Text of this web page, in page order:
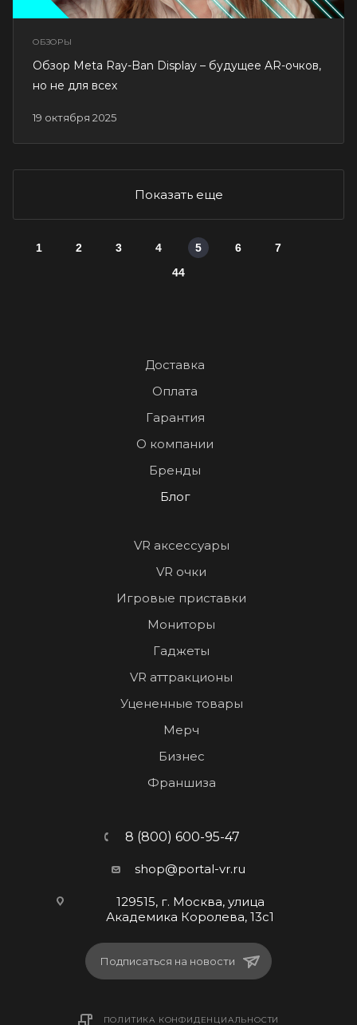
ОБЗОРЫ
19 октября 2025
Обзор Meta Ray-Ban Display – будущее AR-очков,
но не для всех
Показать еще
1 2 3 4 5 6
7
44
Доставка
Оплата
Гарантия
О компании
Бренды
Блог
VR аксессуары
VR очки
Игровые приставки
Мониторы
Гаджеты
VR аттракционы
Уцененные товары
Мерч
Бизнес
Франшиза
8 (800) 600-95-47
shop@portal-vr.ru
129515, г. Москва, улица
Академика Королева, 13с1
Подписаться на новости
ПОЛИТИКА КОНФИДЕНЦИАЛЬНОСТИ